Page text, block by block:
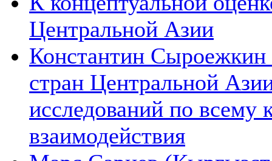
Центральной Азии
Константин Сыроежкин
стран Центральной
исследований по всему
взаимодействия